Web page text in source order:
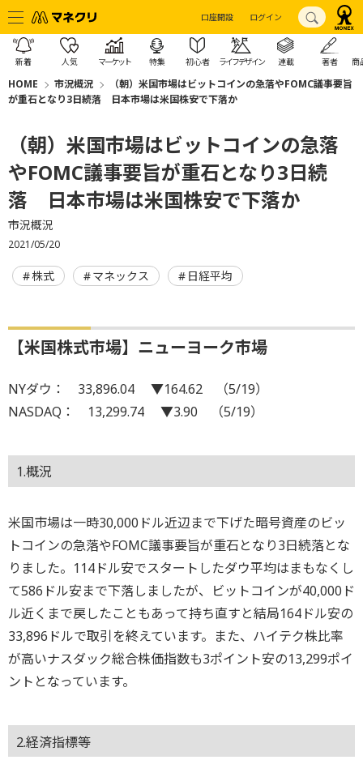
口座開設 ログイン
新着 人気 マーケット 特集 初心者 ライフデザイン 連載 著者 商
HOME 市況概況
（朝）米国市場はビットコインの急落やFOMC議事要旨
が重石となり3日続落 日本市場は米国株安で下落か
（朝）米国市場はビットコインの急落
やFOMC議事要旨が重石となり3日続
落 日本市場は米国株安で下落か
市況概況
2021/05/20
株式 マネックス 日経平均
【米国株式市場】ニューヨーク市場
NYダウ： 33,896.04 ▼164.62 （5/19）
NASDAQ： 13,299.74 ▼3.90 （5/19）
1.概況
米国市場は一時30,000ドル近辺まで下げた暗号資産のビッ
トコインの急落やFOMC議事要旨が重石となり3日続落とな
りました。114ドル安でスタートしたダウ平均はまもなくし
て586ドル安まで下落しましたが、ビットコインが40,000ド
ル近くまで戻したこともあって持ち直すと結局164ドル安の
33,896ドルで取引を終えています。また、ハイテク株比率
が高いナスダック総合株価指数も3ポイント安の13,299ポイ
ントとなっています。
2.経済指標等